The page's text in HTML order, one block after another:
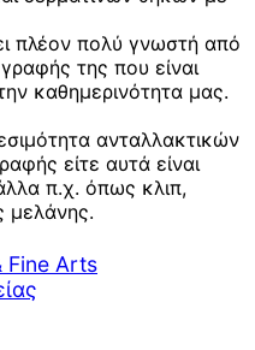
Fine Arts
πλέον πολύ γνωστή από
της που είναι
καθημερινότητα μας.
ανταλλακτικών
είτε αυτά είναι
π.χ. όπως κλιπ,
μελάνης.